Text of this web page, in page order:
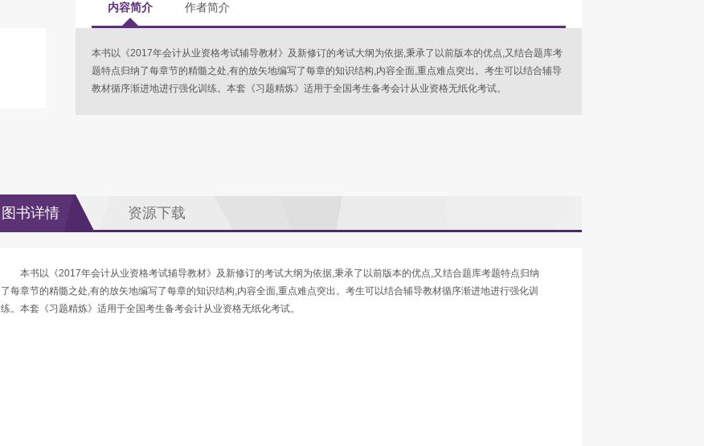
内容简介 作者简介
本书以《2017年会计从业资格考试辅导教材》及新修订的考试大纲为依据,秉承了以前版本的优点,又结合题库考
题特点归纳了每章节的精髓之处,有的放矢地编写了每章的知识结构,内容全面,重点难点突出。考生可以结合辅导
教材循序渐进地进行强化训练。本套《习题精炼》适用于全国考生备考会计从业资格无纸化考试。
图书详情 资源下载
本书以《2017年会计从业资格考试辅导教材》及新修订的考试大纲为依据,秉承了以前版本的优点,又结合题库考题特点归纳
了每章节的精髓之处,有的放矢地编写了每章的知识结构,内容全面,重点难点突出。考生可以结合辅导教材循序渐进地进行强化训
练。本套《习题精炼》适用于全国考生备考会计从业资格无纸化考试。